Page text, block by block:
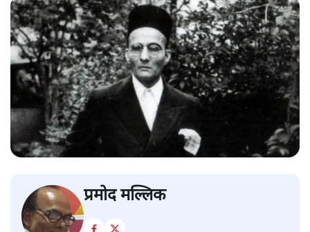
प्रमोद मल्लिक